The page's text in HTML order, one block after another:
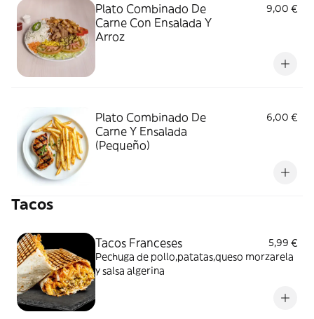
Plato Combinado De
Carne Con Ensalada Y
Arroz
9,00 €
Plato Combinado De
Carne Y Ensalada
(Pequeño)
6,00 €
Tacos
Tacos Franceses
5,99 €
Pechuga de pollo,patatas,queso morzarela
y salsa algerina